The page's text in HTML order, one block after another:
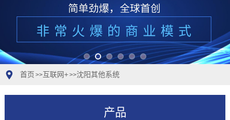
首页 >>互联网+>>沈阳其他系统
产品